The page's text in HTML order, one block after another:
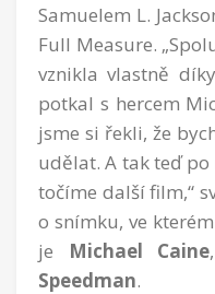
Samuelem L.
Full Measure.
vznikla vlastně
potkal s hercem
jsme si řekli, že
udělat. A tak teď po
točíme další film,“
o snímku, ve
je
Michael Caine,
Speedman.